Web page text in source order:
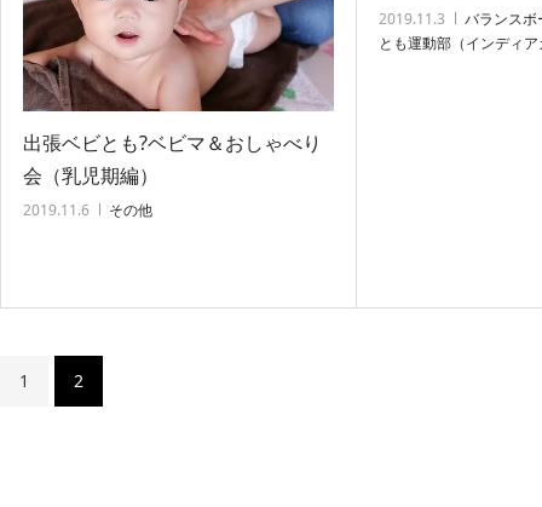
出張ベビとも?ベビマ＆おしゃべり
会（乳児期編）
2019.11.6 その他
2019.11.3
バランスボ
とも運動部（インディ
1 2